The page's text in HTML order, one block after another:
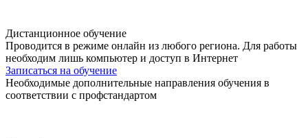
Дистанционное обучение
Проводится в режиме онлайн из любого региона. Для работы
необходим лишь компьютер и доступ в Интернет
Записаться на обучение
Необходимые дополнительные направления обучения в
соответствии с профстандартом